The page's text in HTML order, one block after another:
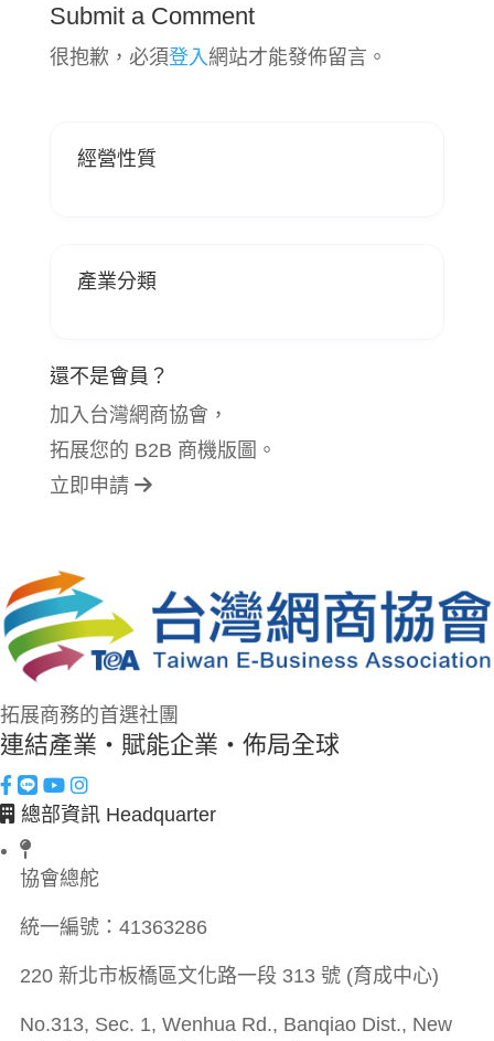
Submit a Comment
很抱歉，必須登入 網站才能發佈留言。
經營性質
產業分類
還不是會員？
加入台灣網商協會，
拓展您的 B2B 商機版圖。
立即申請
拓展商務的首選社團
連結產業・賦能企業・佈局全球
總部資訊 Headquarter
協會總舵
統一編號： 41363286
220 新北市板橋區文化路一段 313 號 (育成中心)
No.313, Sec. 1, Wenhua Rd., Banqiao Dist., New